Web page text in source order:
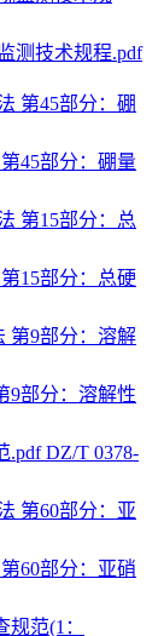
测技术规程.pdf
45部分：硼量
15部分：总硬
9部分：溶解性
DZ/T 0378-
60部分：亚硝